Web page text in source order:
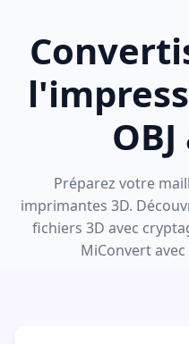
Préparez votre
imprimantes 3D.
fichiers 3D avec
MiConvert